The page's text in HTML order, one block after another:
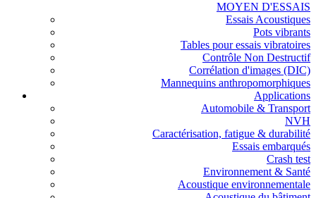
MOYEN D'ESSAIS
Essais Acoustiques
Pots vibrants
Tables pour essais vibratoires
Contrôle Non Destructif
Corrélation d'images (DIC)
Mannequins anthropomorphiques
Applications
Automobile & Transport
NVH
Caractérisation, fatigue & durabilité
Essais embarqués
Crash test
Environnement & Santé
Acoustique environnementale